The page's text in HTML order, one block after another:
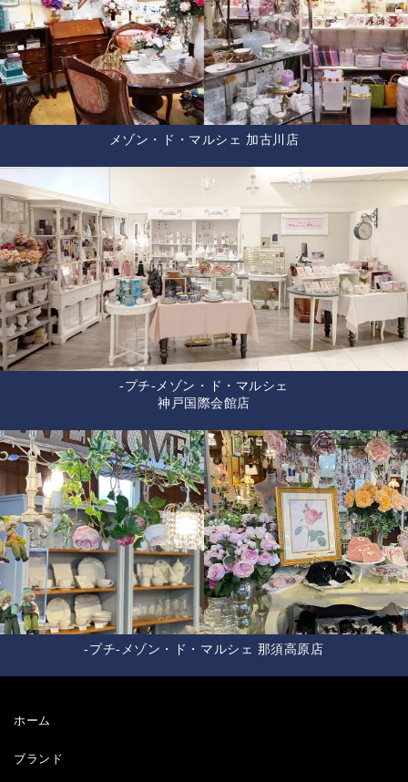
メゾン・ド・マルシェ 加古川店
-プチ-メゾン・ド・マルシェ
神戸国際会館店
-プチ-メゾン・ド・マルシェ 那須高原店
ホーム
ブランド